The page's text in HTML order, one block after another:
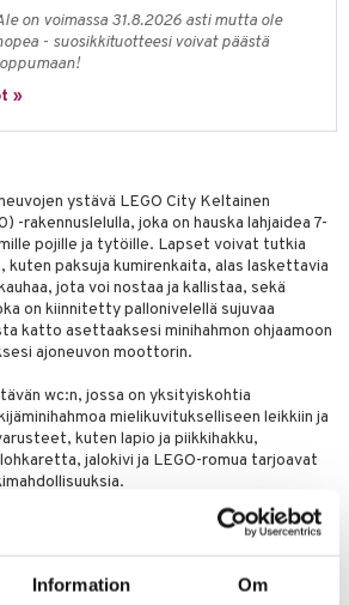
Information Om
on voimassa 31.8.2026 asti mutta ole
- suosikkituotteesi voivat päästä
»
ystävä LEGO City Keltainen
-rakennuslelulla, joka on hauska lahjaidea 7-
pojille ja tytöille. Lapset voivat tutkia
paksuja kumirenkaita, alas laskettavia
jota voi nostaa ja kallistaa, sekä
on kiinnitetty pallonivelellä sujuvaa
katto asettaaksesi minihahmon ohjaamoon
ajoneuvon moottorin.
wc:n, jossa on yksityiskohtia
mielikuvitukselliseen leikkiin ja
kuten lapio ja piikkihakku,
jalokivi ja LEGO-romua tarjoavat
zoomataksesi ja kiertääksesi mallia
enemmän hauskaa toimintaa. Setti sisältää